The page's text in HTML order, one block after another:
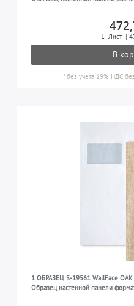
1 Лист |
В
*без учета 19% НДС
1 ОБРАЗЕЦ S-19561 WallFace
Образец настенной панели